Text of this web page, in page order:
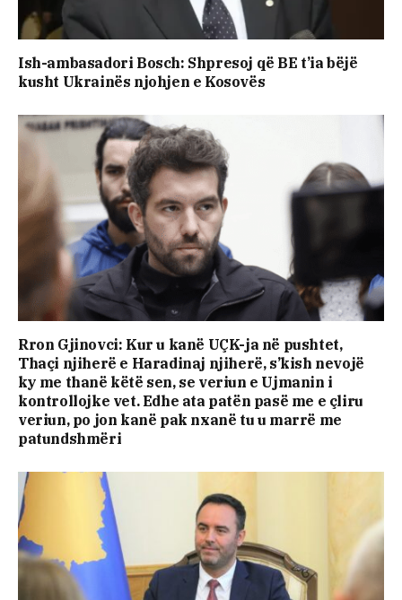
Ish-ambasadori Bosch: Shpresoj që BE t’ia bëjë
kusht Ukrainës njohjen e Kosovës
Rron Gjinovci: Kur u kanë UÇK-ja në pushtet,
Thaçi njiherë e Haradinaj njiherë, s’kish nevojë
ky me thanë këtë sen, se veriun e Ujmanin i
kontrollojke vet. Edhe ata patën pasë me e çliru
veriun, po jon kanë pak nxanë tu u marrë me
patundshmëri